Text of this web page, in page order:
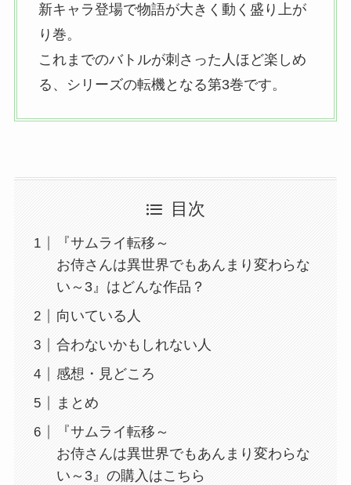
新キャラ登場で物語が大きく動く盛り上が
り巻。
これまでのバトルが刺さった人ほど楽しめ
る、
シリーズの転機となる第3巻です。
目次
『サムライ転移～
お侍さんは異世界でもあんまり変わらな
い～3』はどんな作品？
向いている人
合わないかもしれない人
感想・見どころ
まとめ
『サムライ転移～
お侍さんは異世界でもあんまり変わらな
い～3』の購入はこちら